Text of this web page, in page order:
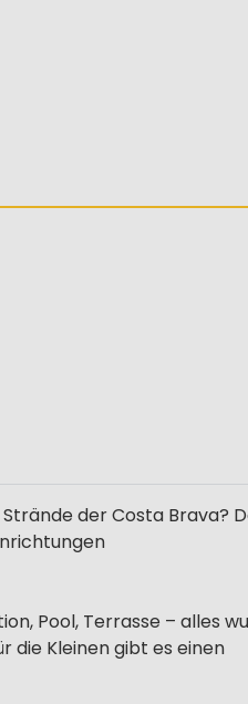
der Costa Brava?
Pool, Terrasse – alles
Kleinen gibt es einen